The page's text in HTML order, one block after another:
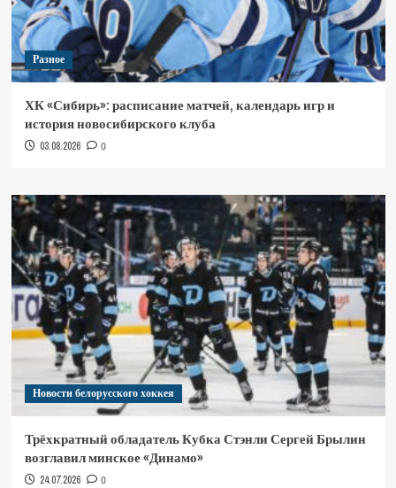
Разное
ХК «Сибирь»: расписание матчей, календарь игр и
история новосибирского клуба
03.08.2026 0
Новости белорусского хоккея
Трёхкратный обладатель Кубка Стэнли Сергей Брылин
возглавил минское «Динамо»
24.07.2026 0